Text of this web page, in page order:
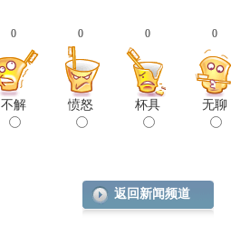
0
不解
0
愤怒
0
杯具
0
无聊
返回新闻频道